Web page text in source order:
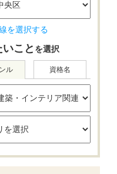
を選択する
こと を選択
ル 資格名